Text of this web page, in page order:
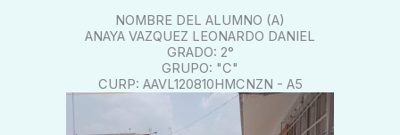
NOMBRE DEL ALUMNO (A)
ANAYA VAZQUEZ LEONARDO DANIEL
GRADO: 2°
GRUPO: "C"
CURP: AAVL120810HMCNZN - A5